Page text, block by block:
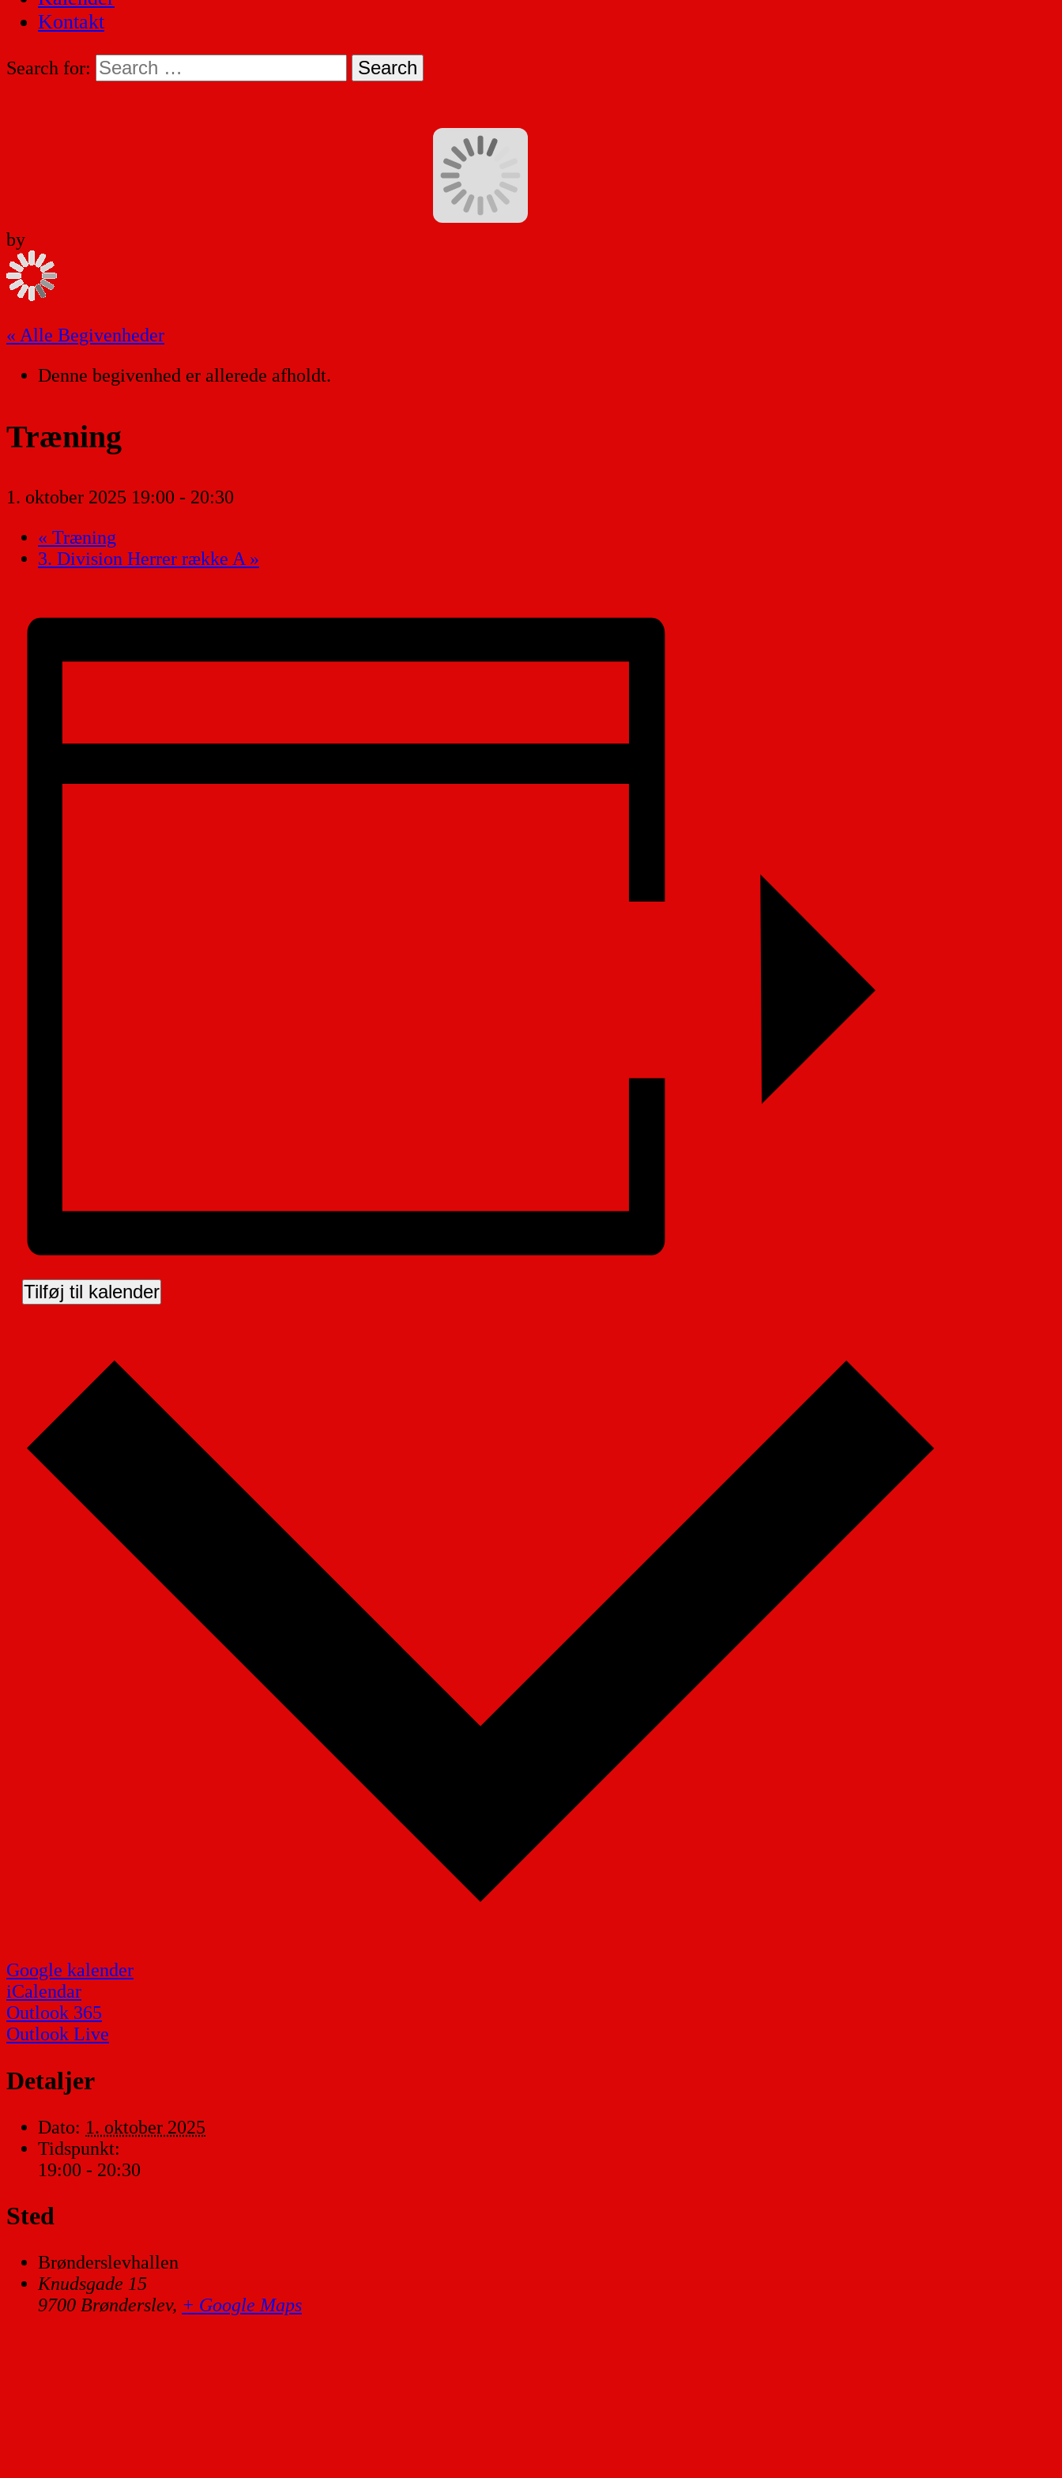
Kontakt
Search for:
by
« Alle Begivenheder
Denne begivenhed er allerede afholdt.
Træning
1. oktober 2025 19:00 - 20:30
« Træning
3. Division Herrer række A »
Tilføj til kalender
Google kalender
iCalendar
Outlook 365
Outlook Live
Detaljer
Dato: 1. oktober 2025
Tidspunkt:
19:00 - 20:30
Sted
Brønderslevhallen
Knudsgade 15
9700 Brønderslev, + Google Maps